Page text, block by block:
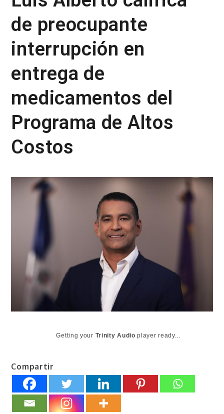
de preocupante
interrupción en
entrega de
medicamentos del
Programa de Altos
Costos
Getting your Trinity Audio player ready...
Compartir